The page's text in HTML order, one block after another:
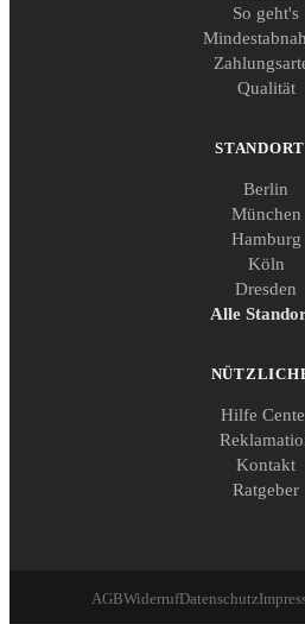
So geht's
Qualität
Berlin
München
Hamburg
Köln
Dresden
Alle
Hilfe
Kontakt
Ratgeber
AGBWiderrufDatenschutz